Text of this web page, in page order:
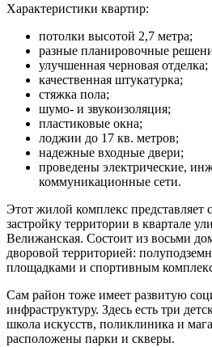
Характеристики квартир:
потолки высотой 2,7 метра;
разные планировочные
улучшенная черновая отделка;
качественная штукатурка;
стяжка пола;
шумо- и звукоизоляция;
пластиковые окна;
лоджии до 17 кв. метров;
надежные входные двери;
проведены электрические,
коммуникационные сети.
Этот жилой комплекс представляет
застройку территории в квартале
Велижанская. Состоит из восьми
дворовой территорией:
площадками и спортивным
Сам район тоже имеет развитую
инфраструктуру. Здесь есть три
школа искусств, поликлиника и
расположены парки и скверы.